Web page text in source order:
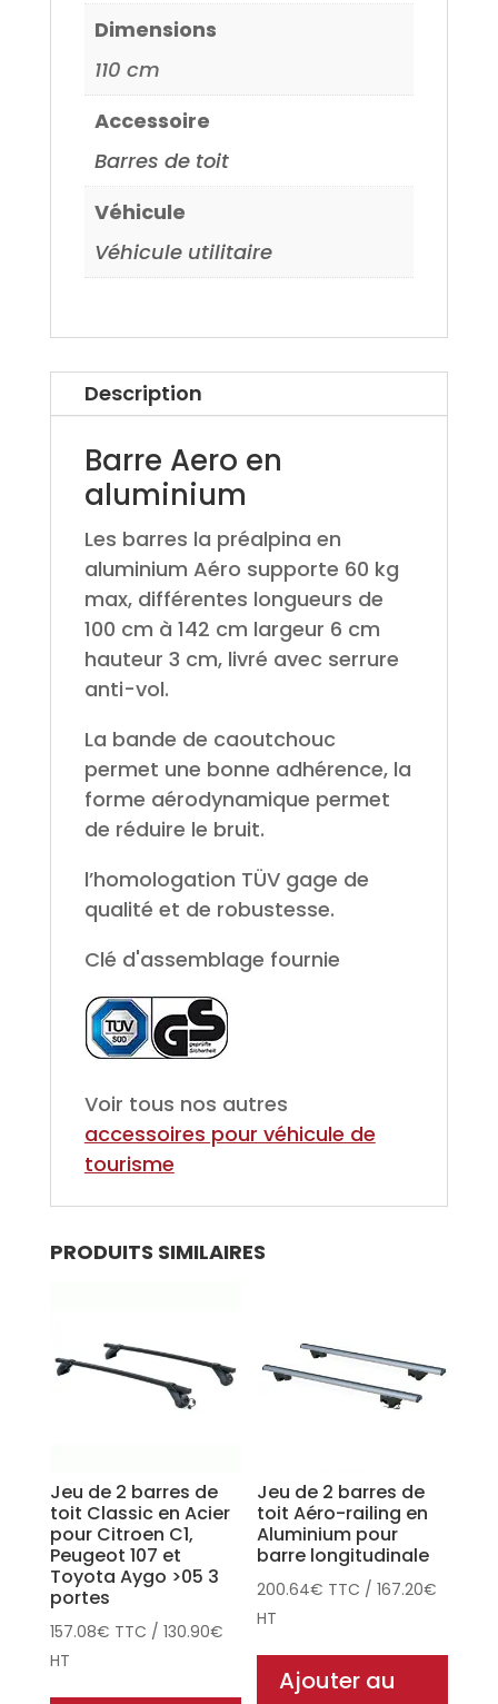
Dimensions
110 cm
Accessoire
Barres de toit
Véhicule
Véhicule utilitaire
Description
Barre Aero en
aluminium
Les barres la préalpina en
aluminium Aéro supporte 60 kg
max, différentes longueurs de
100 cm à 142 cm largeur 6 cm
hauteur 3 cm, livré avec serrure
anti-vol.
La bande de caoutchouc
permet une bonne adhérence, la
forme aérodynamique permet
de réduire le bruit.
l’homologation TÜV gage de
qualité et de robustesse.
Clé d'assemblage fournie
Voir tous nos autres
accessoires pour véhicule de
tourisme
PRODUITS SIMILAIRES
Jeu de 2 barres de
toit Classic en Acier
pour Citroen C1,
Peugeot 107 et
Toyota Aygo >05 3
portes
157.08€ TTC / 130.90€
HT
Jeu de 2 barres de
toit Aéro-railing en
Aluminium pour
barre longitudinale
200.64€ TTC /167.20€
HT
Ajouter au